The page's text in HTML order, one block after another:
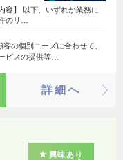
容】 以下、いずれか業務に
のリ…
の個別ニーズに合わせて、
ビスの提供等…
詳細へ
興味あり